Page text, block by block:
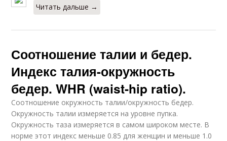
Читать дальше →
Соотношение талии и бедер.
Индекс талия-окружность
бедер. WHR (waist-hip ratio).
Соотношение окружность талии/окружность бедер.
Окружность талии измеряется на уровне пупка.
Окружность таза измеряется в самом широком месте. В
норме этот индекс меньше 0.85 для женщин и меньше 1.0